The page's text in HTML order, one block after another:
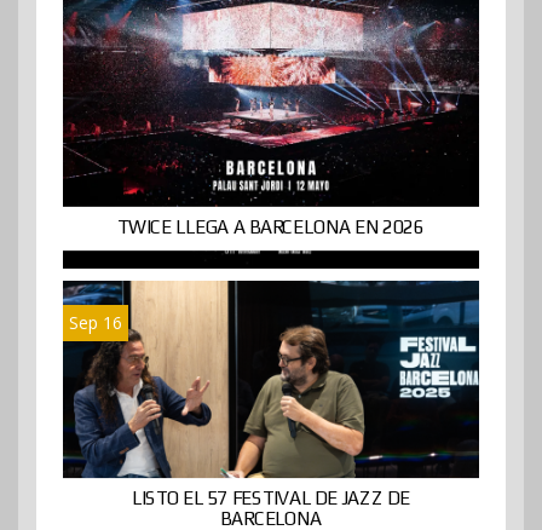
TWICE LLEGA A BARCELONA EN 2026
Sep 16
LISTO EL 57 FESTIVAL DE JAZZ DE
BARCELONA